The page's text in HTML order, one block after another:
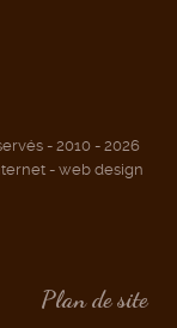
- 2010 - 2026
- web design
Plan de site